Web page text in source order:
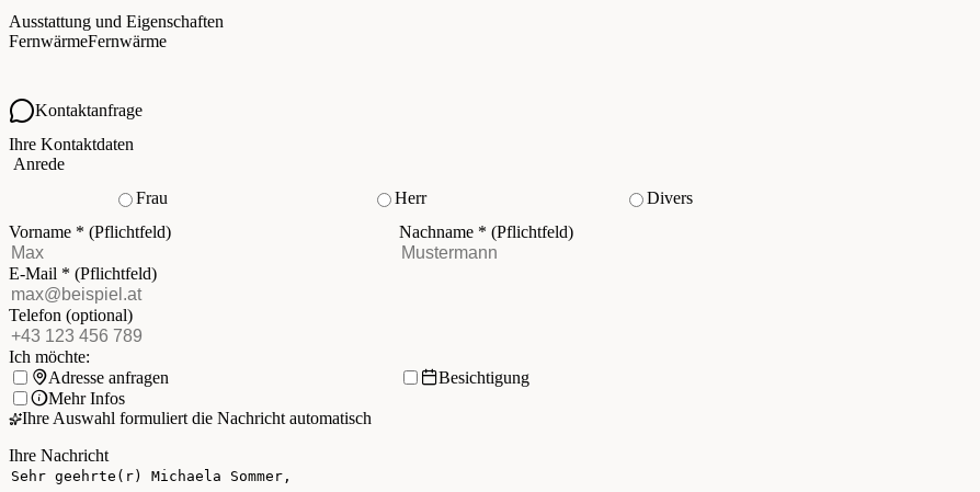
Ausstattung und Eigenschaften
FernwärmeFernwärme
Kontaktanfrage
Ihre Kontaktdaten
Anrede
Frau
Herr
Divers
Vorname * (Pflichtfeld) Nachname * (Pflichtfeld)
E-Mail * (Pflichtfeld)
Telefon (optional)
Ich möchte:
Adresse anfragen
Besichtigung
Mehr Infos
Ihre Auswahl formuliert die Nachricht automatisch
Ihre Nachricht